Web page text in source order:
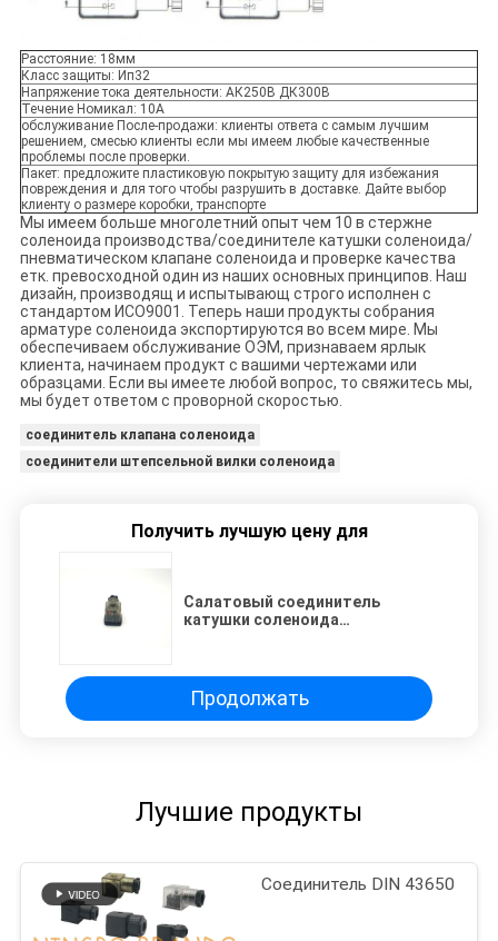
Расстояние: 18мм
Класс защиты: Ип32
Напряжение тока деятельности: АК250В ДК300В
Течение Номикал: 10А
обслуживание После-продажи: клиенты ответа с самым лучшим
решением, смесью клиенты если мы имеем любые качественные
проблемы после проверки.
Пакет: предложите пластиковую покрытую защиту для избежания
повреждения и для того чтобы разрушить в доставке. Дайте выбор
клиенту о размере коробки, транспорте
Мы имеем больше многолетний опыт чем 10 в стержне
соленоида производства/соединителе катушки соленоида/
пневматическом клапане соленоида и проверке качества
етк. превосходной один из наших основных принципов. Наш
дизайн, производящ и испытывающ строго исполнен с
стандартом ИСО9001. Теперь наши продукты собрания
арматуре соленоида экспортируются во всем мире. Мы
обеспечиваем обслуживание ОЭМ, признаваем ярлык
клиента, начинаем продукт с вашими чертежами или
образцами. Если вы имеете любой вопрос, то свяжитесь мы,
мы будет ответом с проворной скоростью.
соединитель клапана соленоида
соединители штепсельной вилки соленоида
Получить лучшую цену для
Салатовый соединитель
катушки соленоида
Продолжать
Лучшие продукты
Соединитель DIN 43650